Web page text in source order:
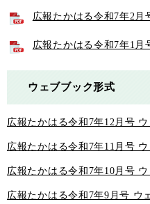
広報たかはる令和7年2
広報たかはる令和7年1
ウェブブック形式
広報たかはる令和7年12月号
広報たかはる令和7年11月号
広報たかはる令和7年10月号
広報たかはる令和7年9月号 ウ